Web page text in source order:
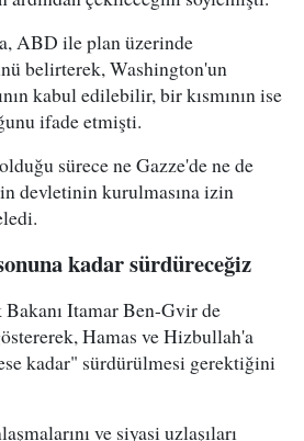
ABD ile plan üzerinde
belirterek, Washington'un
kabul edilebilir, bir kısmının ise
ifade etmişti.
sürece ne Gazze'de ne de
devletinin kurulmasına izin
kadar sürdüreceğiz
Itamar Ben-Gvir de
Hamas ve Hizbullah'a
kadar" sürdürülmesi gerektiğini
ve siyasi uzlaşıları